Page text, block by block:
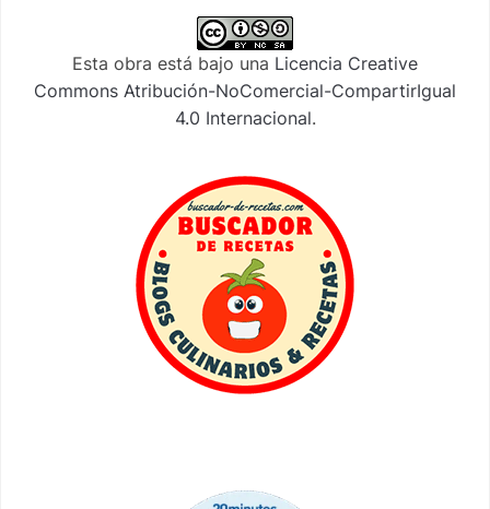
Esta obra está bajo una Licencia Creative
Commons Atribución-NoComercial-CompartirIgual
4.0 Internacional.